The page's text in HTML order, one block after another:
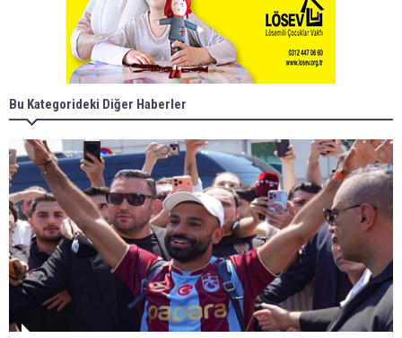
Bu Kategorideki Diğer Haberler